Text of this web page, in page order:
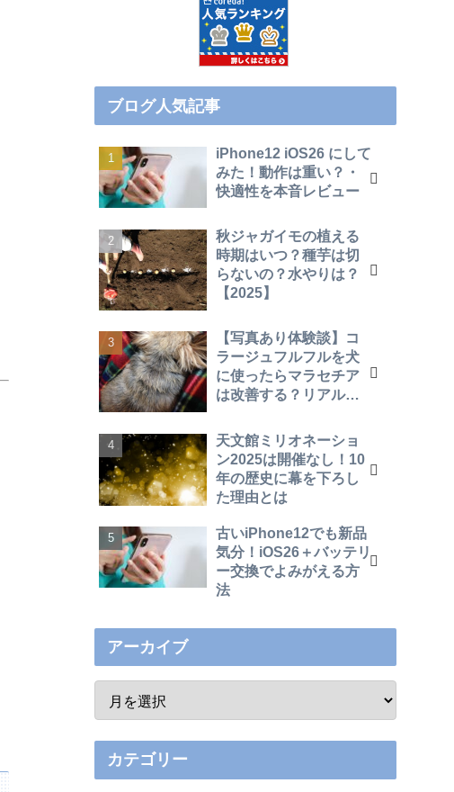
ブログ人気記事
iPhone12 iOS26 にして
みた！動作は重い？・
快適性を本音レビュー
秋ジャガイモの植える
時期はいつ？種芋は切
らないの？水やりは？
【2025】
【写真あり体験談】コ
ラージュフルフルを犬
に使ったらマラセチア
は改善する？リアルな
天文館ミリオネーショ
ン2025は開催なし！10
年の歴史に幕を下ろし
た理由とは
古いiPhone12でも新品
気分！iOS26＋バッテリ
ー交換でよみがえる方
法
アーカイブ
カテゴリー